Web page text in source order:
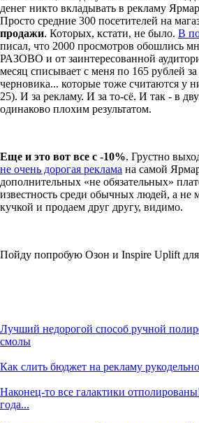
денег никто вкладывать в рекламу
Просто средние 300 посетителей на
продажи. Которых, кстати, не было. В
писал, что 2000 просмотров обошлись
РАЗОВО и от заинтересованной
месяц списывает с меня по 165 рублей
черновика... которые тоже считаются у
25). И за рекламу. И за то-сё. И так - в
одинаково плохим результатом.
Еще и это вот все с -10%. Грустно
не очень дорогая реклама на самой
дополнительных «не обязательных»
известность среди обычных людей, а не
кучкой и продаем друг другу, видимо.
Пойду попробую Озон и Inspire Uplift для
Лучший недорогой способ ручной
смолы
Как слить бюджет на рекламу
Наконец-то все галактики
года...